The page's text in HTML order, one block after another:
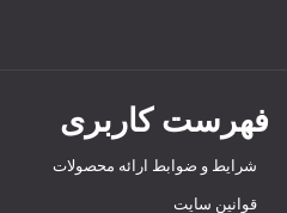
فهرست کاربری
شرایط و ضوابط ارائه محصولات
قوانین سایت